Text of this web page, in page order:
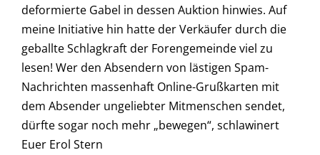
deformierte Gabel in dessen Auktion hinwies. Auf
meine Initiative hin hatte der Verkäufer durch die
geballte Schlagkraft der Forengemeinde viel zu
lesen! Wer den Absendern von lästigen Spam-
Nachrichten massenhaft Online-Grußkarten mit
dem Absender ungeliebter Mitmenschen sendet,
dürfte sogar noch mehr „bewegen“, schlawinert
Euer Erol Stern